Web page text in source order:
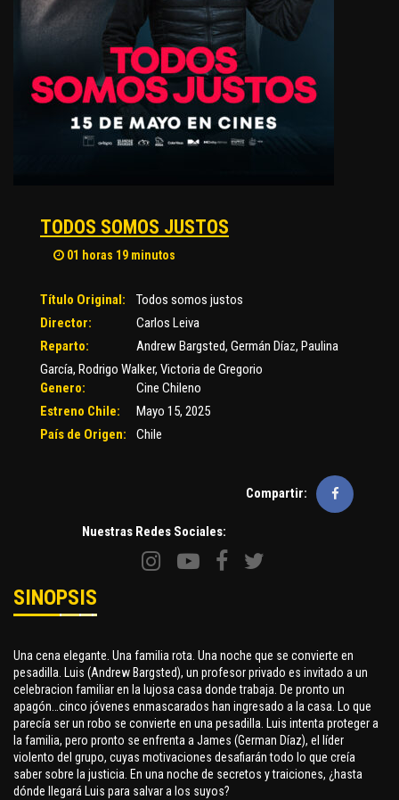
TODOS SOMOS JUSTOS
01 horas 19 minutos
Título Original:
Todos somos justos
Director:
Carlos Leiva
Reparto:
Andrew Bargsted, Germán Díaz, Paulina
García, Rodrigo Walker, Victoria de Gregorio
Genero:
Cine Chileno
Estreno Chile:
Mayo 15, 2025
País de Origen:
Chile
Compartir:
Nuestras Redes Sociales:
SINOPSIS
Una cena elegante. Una familia rota. Una noche que se convierte en
pesadilla. Luis (Andrew Bargsted), un profesor privado es invitado a un
celebracion familiar en la lujosa casa donde trabaja. De pronto un
apagón…cinco jóvenes enmascarados han ingresado a la casa. Lo que
parecía ser un robo se convierte en una pesadilla. Luis intenta proteger a
la familia, pero pronto se enfrenta a James (German Díaz), el líder
violento del grupo, cuyas motivaciones desafiarán todo lo que creía
saber sobre la justicia. En una noche de secretos y traiciones, ¿hasta
dónde llegará Luis para salvar a los suyos?